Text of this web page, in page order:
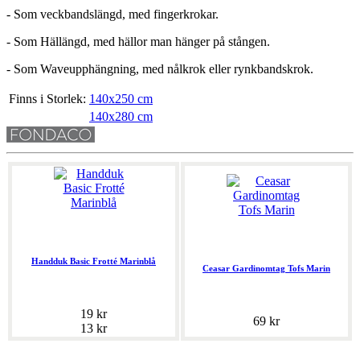
- Som veckbandslängd, med fingerkrokar.
- Som Hällängd, med hällor man hänger på stången.
- Som Waveupphängning, med nålkrok eller rynkbandskrok.
Finns i Storlek: 140x250 cm
140x280 cm
Handduk Basic Frotté Marinblå
19 kr
13 kr
Ceasar Gardinomtag Tofs Marin
69 kr